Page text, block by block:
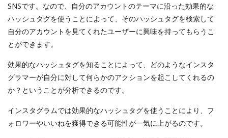
SNSです。なので、自分のアカウントのテーマに沿った効果的な
ハッシュタグを使うことによって、そのハッシュタグを検索して
自分のアカウントを見てくれたユーザーに興味を持ってもらうこ
とができます。
効果的なハッシュタグを知ることによって、どのようなインスタ
グラマーが自分に対して何らかのアクションを起こしてくれるの
か？ということが分析できるのです。
インスタグラムでは効果的なハッシュタグを使うことにより、フ
ォロワーやいいねを獲得できる可能性が一気に上がるのです。